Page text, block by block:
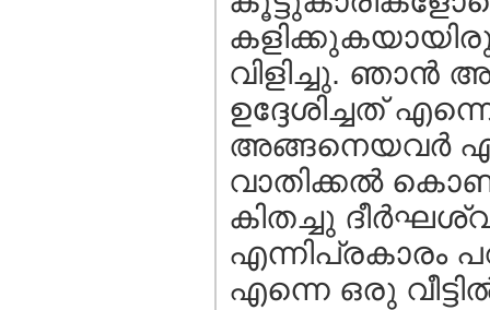
വിളിച്ചു. ഞാന്‍
ഉദ്ദേശിച്ചത്
അങ്ങനെയവര്‍
വാതിക്കല്‍
കിതച്ചു
എന്നിപ്രകാരം
എന്നെ ഒരു